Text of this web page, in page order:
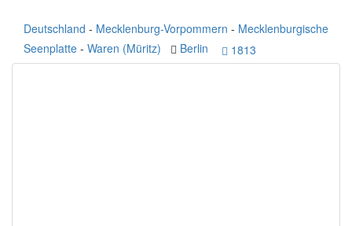
Deutschland - Mecklenburg-Vorpommern - Mecklenburgische
Seenplatte - Waren (Müritz) Berlin 1813